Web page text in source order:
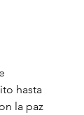
hasta
la paz